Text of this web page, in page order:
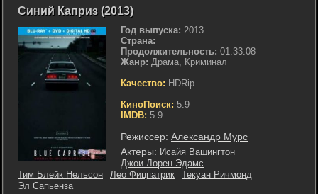
Синий Каприз (2013)
Год выпуска: 2013
Страна:
Продолжительность: 01:33:08
Жанр: Драма, Криминал
Качество: HDRip
КиноПоиск: 5.9
IMDB: 5.9
Режиссер: Александр Мурс
Актеры: Исайя Вашингтон
Джои Лорен Эдамс
Тим Блейк Нельсон
Лео Фицпатрик
Текуан Ричмонд
Эл Сапьенза